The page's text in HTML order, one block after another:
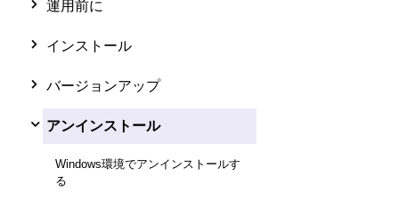
運用前に
インストール
バージョンアップ
アンインストール
Windows環境でアンインストールす
る